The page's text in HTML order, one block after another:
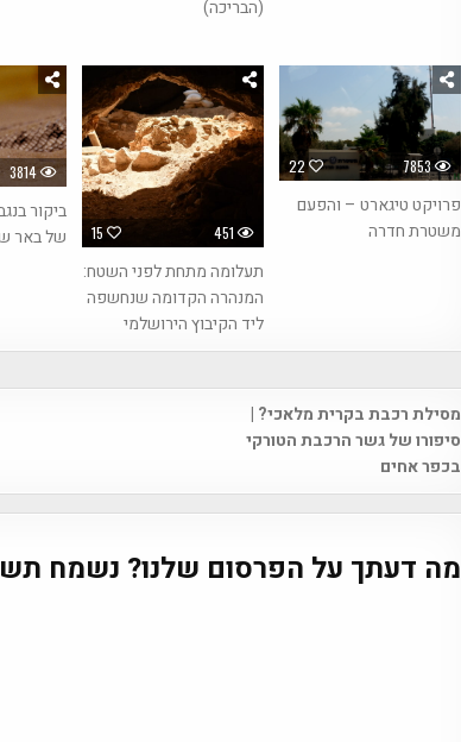
(הבריכה)
3814
של באר
15 451
תעלומה מתחת לפני השטח:
המנהרה הקדומה שנחשפה
ליד הקיבוץ הירושלמי
22 7853
פרויקט טיגארט – והפעם
משטרת חדרה
Post
navigation
מסילת רכבת בקרית מלאכי? |
סיפורו של גשר הרכבת הטורקי
בכפר אחים
מה דעתך על הפרסום שלנו? נשמח